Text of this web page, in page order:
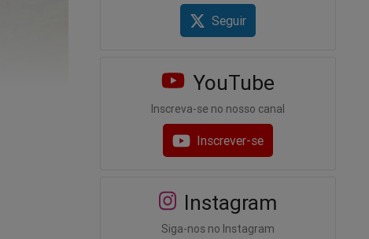
Seguir
YouTube
Inscreva-se no nosso canal
Inscrever-se
Instagram
Siga-nos no Instagram